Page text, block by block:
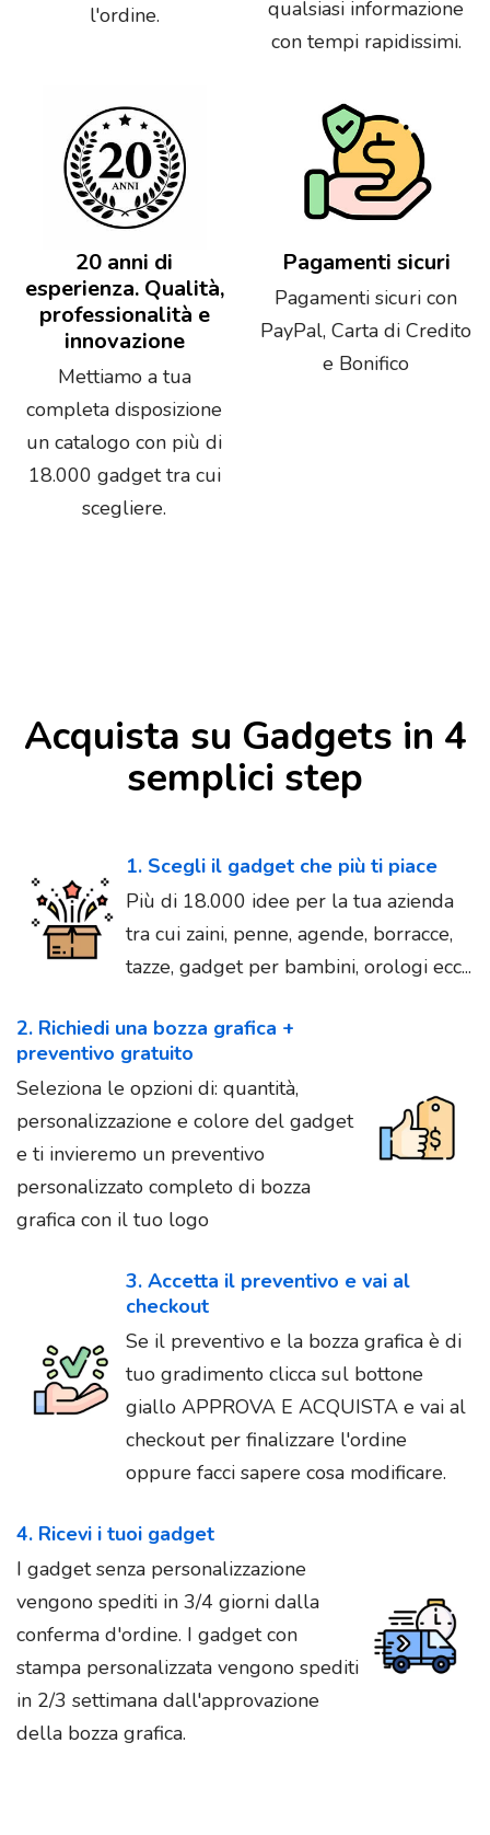
l'ordine.
qualsiasi informazione
con tempi rapidissimi.
20 anni di
esperienza. Qualità,
professionalità e
innovazione
Mettiamo a tua
completa disposizione
un catalogo con più di
18.000 gadget tra cui
scegliere.
Pagamenti sicuri
Pagamenti sicuri con
PayPal, Carta di Credito
e Bonifico
Acquista su Gadgets in 4
semplici step
1. Scegli il gadget che più ti piace
Più di 18.000 idee per la tua azienda
tra cui zaini, penne, agende, borracce,
tazze, gadget per bambini, orologi ecc...
2. Richiedi una bozza grafica +
preventivo gratuito
Seleziona le opzioni di: quantità,
personalizzazione e colore del gadget
e ti invieremo un preventivo
personalizzato completo di bozza
grafica con il tuo logo
3. Accetta il preventivo e vai al
checkout
Se il preventivo e la bozza grafica è di
tuo gradimento clicca sul bottone
giallo APPROVA E ACQUISTA e vai al
checkout per finalizzare l'ordine
oppure facci sapere cosa modificare.
4. Ricevi i tuoi gadget
I gadget senza personalizzazione
vengono spediti in 3/4 giorni dalla
conferma d'ordine. I gadget con
stampa personalizzata vengono spediti
in 2/3 settimana dall'approvazione
della bozza grafica.